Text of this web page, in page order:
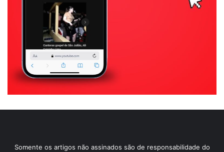
Somente os artigos não assinados são de responsabilidade do